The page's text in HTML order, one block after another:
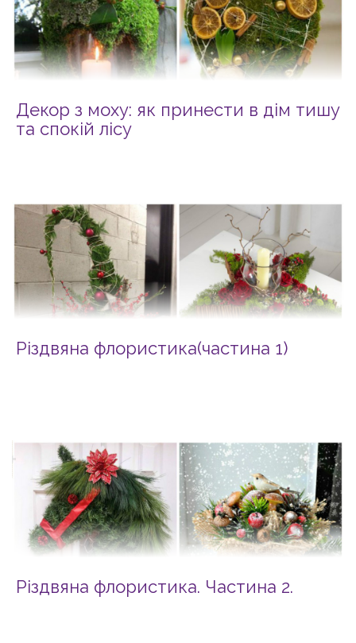
Декор з моху: як принести в дім тишу
та спокій лісу
Різдвяна флористика(частина 1)
Різдвяна флористика. Частина 2.